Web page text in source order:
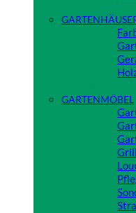
GARTENMÖBEL